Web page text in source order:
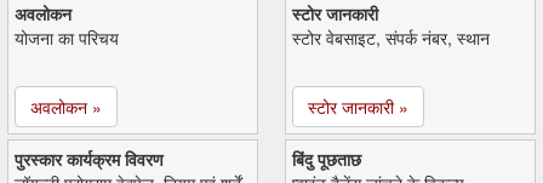
अवलोकन
योजना का परिचय
अवलोकन »
स्टोर जानकारी
स्टोर वेबसाइट, संपर्क नंबर, स्थान
स्टोर जानकारी »
पुरस्कार कार्यक्रम विवरण
बिंदु पूछताछ